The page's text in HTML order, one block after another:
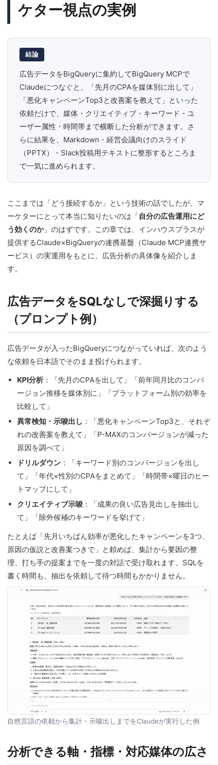
ケター視点の実例
結論
広告データをBigQueryに集約してBigQuery MCPで
Claudeにつなぐと、「先月のCPAを媒体別に出して」
「悪化キャンペーンTop3と改善案を教えて」といった
依頼だけで、媒体・クリエイティブ・キーワード・ユ
ーザー属性・時間帯まで横断した分析ができます。さ
らに結果を、Markdown・経営会議向けのスライド
（PPTX）・Slack投稿用テキストに整形するところま
で一気に進められます。
ここまでは「どう接続するか」という技術の話でしたが、マ
ーケターにとって本当に知りたいのは「自分の広告運用にど
う効くのか」のはずです。この章では、インハウスプラスが
提供するClaude×BigQueryの連携基盤（Claude MCP連携サ
ービス）の実運用をもとに、広告分析の具体像を紹介しま
す。
広告データをSQLなしで深掘りする
（プロンプト例）
広告データが入ったBigQueryにつながっていれば、次のよう
な依頼を日本語でそのまま投げられます。
KPI分析 ：「先月のCPAを出して」「前年同月比のコンバ
ージョン推移を媒体別に」「プラットフォーム別の効率を
比較して」
異常検知・示唆出し ：「悪化キャンペーンTop3と、それぞ
れの改善案を教えて」「P-MAXのコンバージョンが減った
原因を調べて」
ドリルダウン ：「キーワード別のコンバージョンを出し
て」「年代×性別のCPAをまとめて」「時間帯×曜日のヒー
トマップにして」
クリエイティブ示唆 ：「成果の良い広告見出しを抽出し
て」「除外候補のキーワードを挙げて」
たとえば「先月いちばん効率が悪化したキャンペーンを3つ、
原因の仮説と改善案つきで」と頼めば、集計から要因の整
理、打ち手の提案までを一度の対話で受け取れます。SQLを
書く時間も、抽出を依頼して待つ時間もかかりません。
自然言語の依頼から集計・示唆出しまでをClaudeが実行した例
分析できる軸・指標・対応媒体の広さ